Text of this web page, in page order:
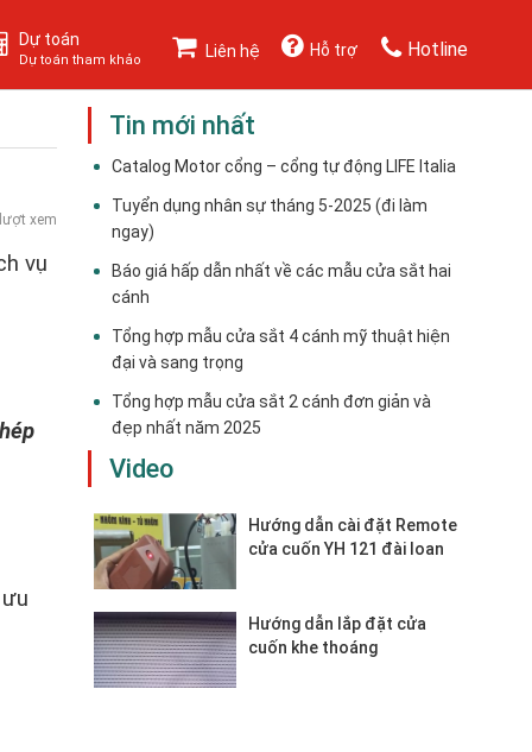
Dự toán
Dự toán tham khảo Liên hệ Hỗ trợ Hotline
xem
vụ
Tin mới nhất
Catalog Motor cổng – cổng tự động LIFE Italia
Tuyển dụng nhân sự tháng 5-2025 (đi làm
ngay)
Báo giá hấp dẫn nhất về các mẫu cửa sắt hai
cánh
Tổng hợp mẫu cửa sắt 4 cánh mỹ thuật hiện
đại và sang trọng
Tổng hợp mẫu cửa sắt 2 cánh đơn giản và
đẹp nhất năm 2025
Video
Hướng dẫn cài đặt Remote
cửa cuốn YH 121 đài loan
Hướng dẫn lắp đặt cửa
cuốn khe thoáng